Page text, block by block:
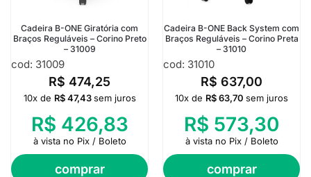
Cadeira B-ONE Giratória com
Braços Reguláveis – Corino Preto
– 31009
cod: 31009
R$ 474,25
comprar
10x de R$47,43 sem juros
R$ 426,83
à vista no Pix / Boleto
Cadeira B-ONE Back System com
Braços Reguláveis – Corino Preta
– 31010
cod: 31010
R$ 637,00
comprar
10x de R$63,70 sem juros
R$ 573,30
à vista no Pix / Boleto